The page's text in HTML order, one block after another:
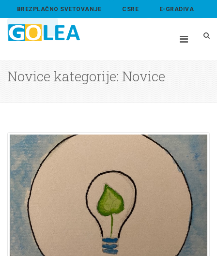
BREZPLAČNO SVETOVANJE CSRE E-GRADIVA
ABOUT US
Novice kategorije: Novice